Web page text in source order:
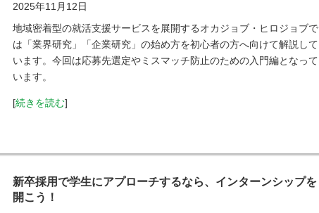
2025年11月12日
地域密着型の就活支援サービスを展開するオカジョブ・ヒロジョブで
は「業界研究」「企業研究」の始め方を初心者の方へ向けて解説して
います。今回は応募先選定やミスマッチ防止のための入門編となって
います。
[続きを読む]
新卒採用で学生にアプローチするなら、インターンシップを
開こう！